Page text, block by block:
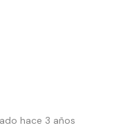
hace 3 años